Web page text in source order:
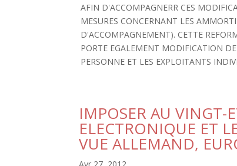
AFIN D'ACCOMPAGNERR CES
MESURES CONCERNANT LES
D'ACCOMPAGNEMENT). CETTE
PORTE EGALEMENT MODIFICATION
PERSONNE ET LES EXPLOITANTS
IMPOSER AU VINGT-
ELECTRONIQUE ET
VUE ALLEMAND,